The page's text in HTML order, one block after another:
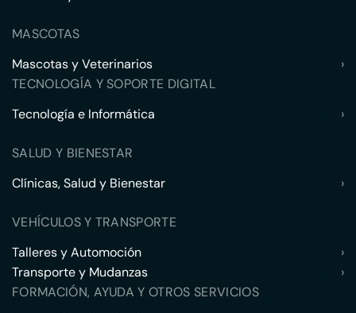
MASCOTAS
Mascotas y Veterinarios
›
TECNOLOGÍA Y SOPORTE DIGITAL
Tecnología e Informática
›
SALUD Y BIENESTAR
Clínicas, Salud y Bienestar
›
VEHÍCULOS Y TRANSPORTE
Talleres y Automoción
›
Transporte y Mudanzas
›
FORMACIÓN, AYUDA Y OTROS SERVICIOS